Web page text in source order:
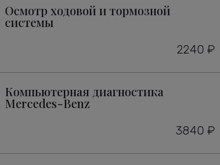
Осмотр ходовой и тормозной
системы
2240 ₽
Компьютерная диагностика
Mercedes-Benz
3840 ₽